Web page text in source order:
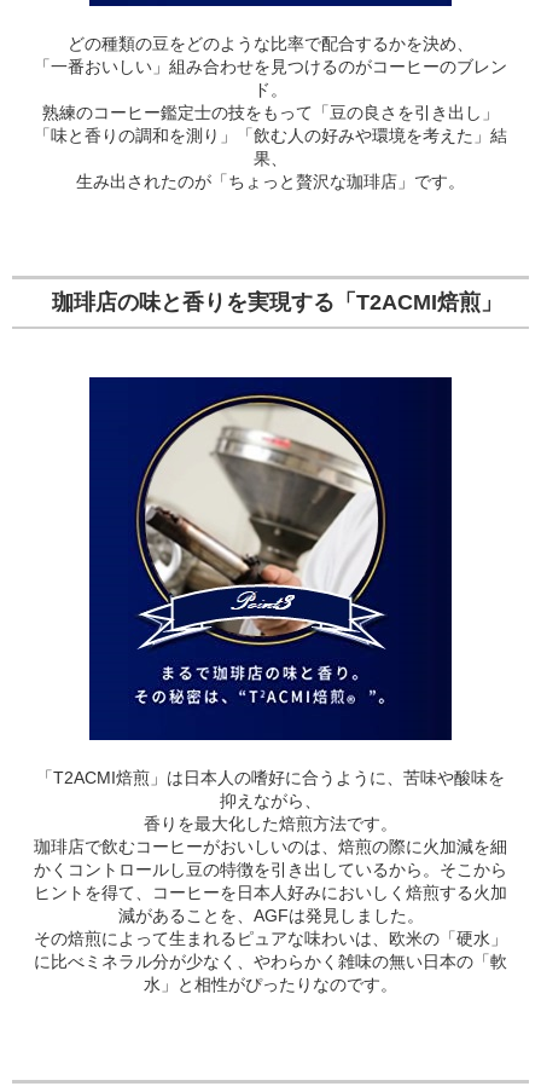
どの種類の豆をどのような比率で配合するかを決め、
「一番おいしい」組み合わせを見つけるのがコーヒーのブレン
ド。
熟練のコーヒー鑑定士の技をもって「豆の良さを引き出し」
「味と香りの調和を測り」「飲む人の好みや環境を考えた」結
果、
生み出されたのが「ちょっと贅沢な珈琲店」です。
珈琲店の味と香りを実現する「T2ACMI焙煎」
「T2ACMI焙煎」は日本人の嗜好に合うように、苦味や酸味を
抑えながら、
香りを最大化した焙煎方法です。
珈琲店で飲むコーヒーがおいしいのは、焙煎の際に火加減を細
かくコントロールし豆の特徴を引き出しているから。そこから
ヒントを得て、コーヒーを日本人好みにおいしく焙煎する火加
減があることを、AGFは発見しました。
その焙煎によって生まれるピュアな味わいは、欧米の「硬水」
に比べミネラル分が少なく、やわらかく雑味の無い日本の「軟
水」と相性がぴったりなのです。